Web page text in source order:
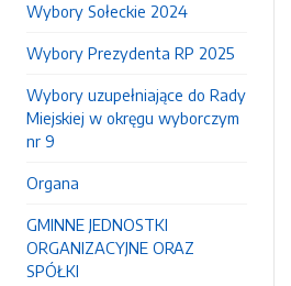
Wybory Sołeckie 2024
Wybory Prezydenta RP 2025
Wybory uzupełniające do Rady
Miejskiej w okręgu wyborczym
nr 9
Organa
GMINNE JEDNOSTKI
ORGANIZACYJNE ORAZ
SPÓŁKI